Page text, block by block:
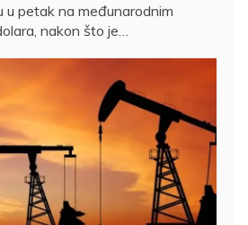
u petak na međunarodnim
nakon što je…